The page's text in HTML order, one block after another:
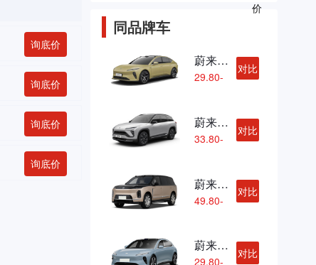
价
询底价
询底价
询底价
询底价
同品牌车
蔚来ET5
29.80-
对比
蔚来ES6
33.80-
对比
蔚来ES9
49.80-
对比
蔚来ET5T
29.80-
对比